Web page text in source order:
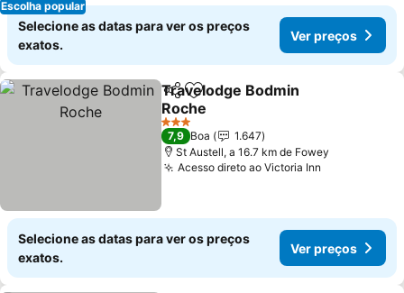
Escolha popular
Selecione as datas para ver os preços
exatos.
Ver preços
PartilharAdicionar aos favoritos
Travelodge Bodmin
Roche
Ver preços
3 Estrelas
7,9 Boa
1.647
St Austell, a 16.7 km de Fowey
Acesso direto ao Victoria Inn
Selecione as datas para ver os preços
exatos.
Ver preços